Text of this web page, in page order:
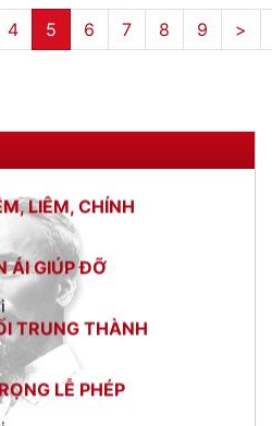
4 5 6 7 8 9 >
LIÊM, CHÍNH
ÁI GIÚP ĐỠ
TRUNG THÀNH
LỄ PHÉP
TỤY